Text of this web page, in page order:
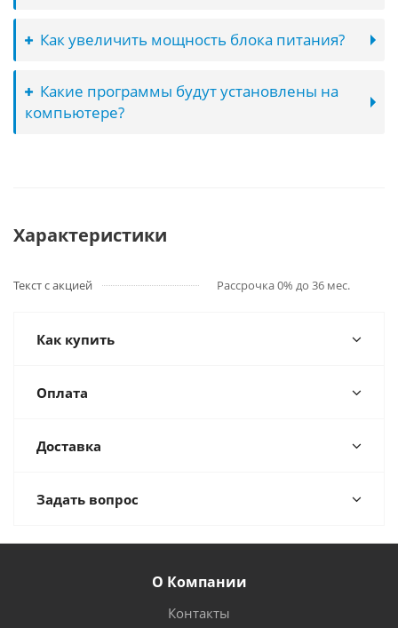
Как увеличить мощность блока питания?
Какие программы будут установлены на
компьютере?
Характеристики
Текст с акцией Рассрочка 0% до 36 мес.
Как купить
Оплата
Доставка
Задать вопрос
О Компании
Контакты